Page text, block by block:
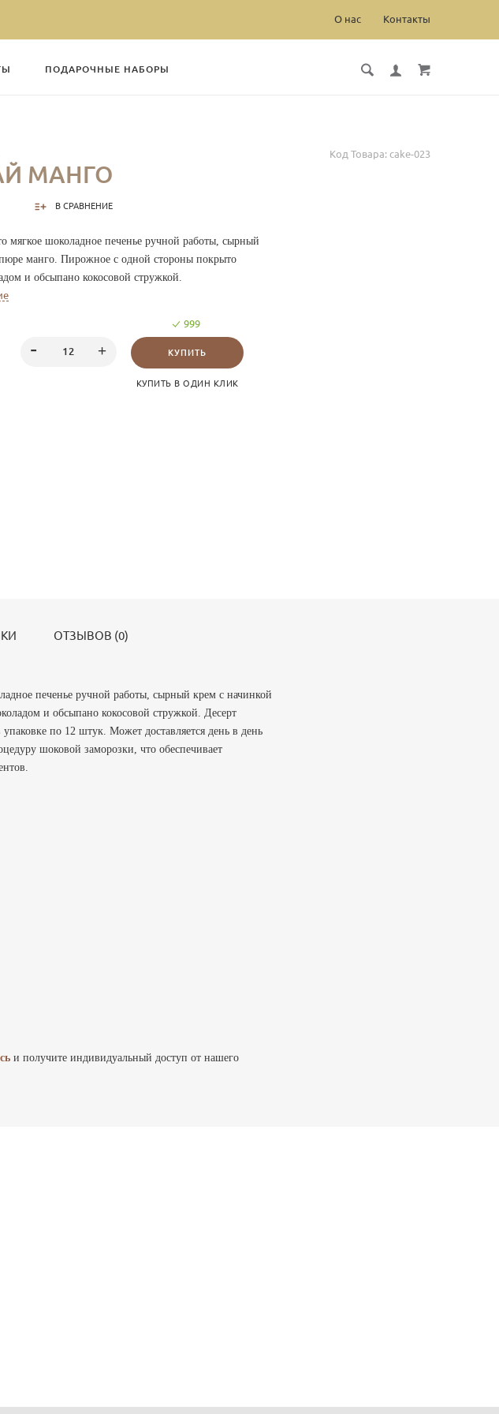
О нас Контакты
ПОДАРОЧНЫЕ НАБОРЫ
Код Товара: cake-023
МАНГО
В СРАВНЕНИЕ
мягкое шоколадное печенье ручной работы, сырный
манго. Пирожное с одной стороны покрыто
и обсыпано кокосовой стружкой.
999
КУПИТЬ
КУПИТЬ В ОДИН КЛИК
ОТЗЫВОВ (0)
печенье ручной работы, сырный крем с начинкой
и обсыпано кокосовой стружкой. Десерт
по 12 штук. Может доставляется день в день
шоковой заморозки, что обеспечивает
и получите индивидуальный доступ от нашего